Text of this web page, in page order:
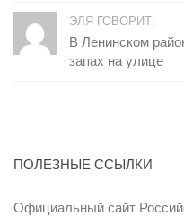
ЭЛЯ ГОВОРИТ:
В Ленинском
запах на улице
ПОЛЕЗНЫЕ ССЫЛКИ
Официальный сайт